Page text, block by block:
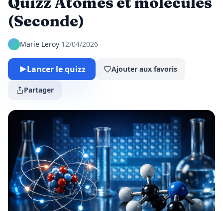
(Seconde)
Marie Leroy·12/04/2026
Lancer le quizz Ajouter aux favoris
Partager